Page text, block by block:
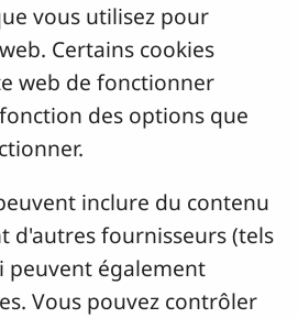
vous utilisez pour
Certains cookies
web de fonctionner
des options que
inclure du contenu
d'autres fournisseurs (tels
peuvent également
Vous pouvez contrôler